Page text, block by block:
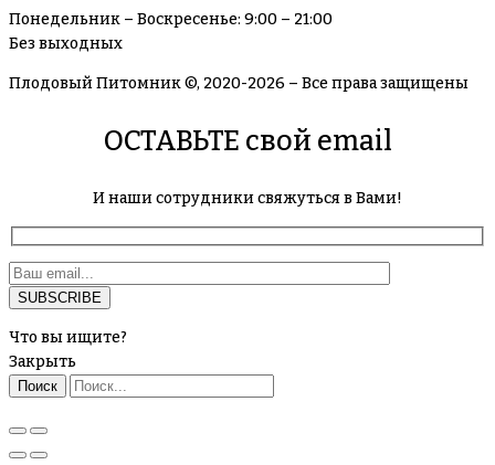
Понедельник – Воскресенье: 9:00 – 21:00
Без выходных
Плодовый Питомник ©, 2020-2026 – Все права защищены
ОСТАВЬТЕ свой email
И наши сотрудники свяжуться в Вами!
Что вы ищите?
Закрыть
Поиск